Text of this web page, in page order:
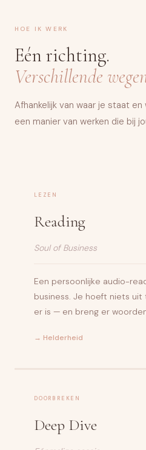
HOE IK WERK
Eén richting.
Verschillende
Afhankelijk van waar je staat
een manier van werken die bij
LEZEN
Reading
Soul of Business
Een persoonlijke audio-
business. Je hoeft niets uit
er is — en breng er
→ Helderheid
DOORBREKEN
Deep Dive